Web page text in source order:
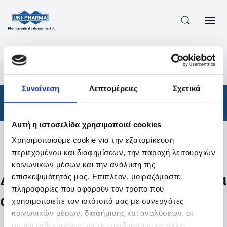
Συναίνεση Λεπτομέρειες Σχετικά
Αυτή η ιστοσελίδα χρησιμοποιεί cookies
Χρησιμοποιούμε cookie για την εξατομίκευση
περιεχομένου και διαφημίσεων, την παροχή λειτουργιών
κοινωνικών μέσων και την ανάλυση της
επισκεψιμότητάς μας. Επιπλέον, μοιραζόμαστε
πληροφορίες που αφορούν τον τρόπο που
χρησιμοποιείτε τον ιστότοπό μας με συνεργάτες
κοινωνικών μέσων, διαφήμισης και αναλύσεων, οι
οποίοι ενδεχομένως να τις συνδυάσουν με άλλες
ΠΡΟΪΟΝΤΑ ΣΥΝΤΑΓΟΓΡΑΦΟΎΜΕΝΑ
/
ΑΠΟΤΕΛΕΣΜΑΤΑ ΑΝΑΖΗΤΗΣΗΣ
Φάρμακα / Συνταγογραφούμενα
Φίλτρα
Δεν βρέθηκαν προϊόντα με τα
συγκεκριμένα φίλτρα